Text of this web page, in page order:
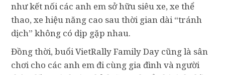
như kết nối các anh em sở hữu siêu xe, xe thể
thao, xe hiệu năng cao sau thời gian dài “tránh
dịch” không có dịp gặp nhau.
Đồng thời, buổi VietRally Family Day cũng là sân
chơi cho các anh em đi cùng gia đình và người